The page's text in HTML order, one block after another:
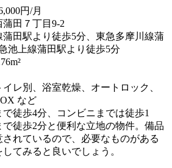
円/月
蒲田７丁目9-2
蒲田駅より徒歩5分、東急多摩川線蒲
池上線蒲田駅より徒歩5分
イレ別、浴室乾燥、オートロック、
など
で徒歩4分、コンビニまでは徒歩1
徒歩2分と便利な立地の物件。備品
れているので、必要なものがある
てみると良いでしょう。